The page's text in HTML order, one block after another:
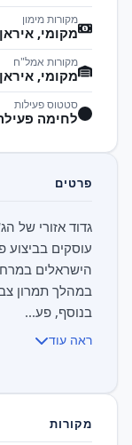
מקורות מימון
מקומי, איראן
מקורות אמל"ח
מקומי, איראן
סטטוס פעילות
לחימה
פרטים
גדוד אזורי של
עוסקים בביצוע
הישראלים
בנוסף, פע...
ראה עוד
מקורות